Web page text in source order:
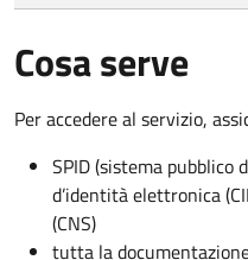
Cosa serve
Per accedere al servizio,
SPID (sistema
d’identità elettronica
(CNS)
tutta la